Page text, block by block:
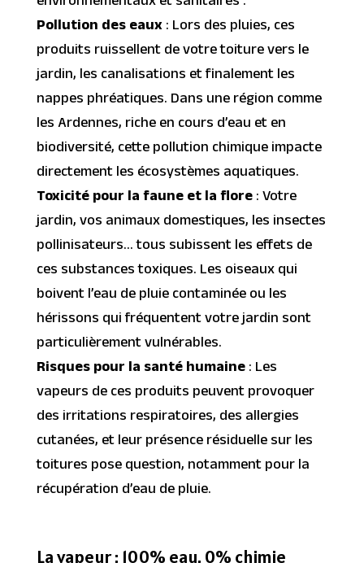
Pollution des eaux: Lors des pluies, ces
produits ruissellent de votre toiture vers le
jardin, les canalisations et finalement les
nappes phréatiques. Dans une région comme
les Ardennes, riche en cours d’eau et en
biodiversité, cette pollution chimique impacte
directement les écosystèmes aquatiques.
Toxicité pour la faune et la flore: Votre
jardin, vos animaux domestiques, les insectes
pollinisateurs… tous subissent les effets de
ces substances toxiques. Les oiseaux qui
boivent l’eau de pluie contaminée ou les
hérissons qui fréquentent votre jardin sont
particulièrement vulnérables.
Risques pour la santé humaine: Les
vapeurs de ces produits peuvent provoquer
des irritations respiratoires, des allergies
cutanées, et leur présence résiduelle sur les
toitures pose question, notamment pour la
récupération d’eau de pluie.
La vapeur : 100% eau, 0% chimie